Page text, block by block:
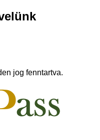
jog fenntartva.